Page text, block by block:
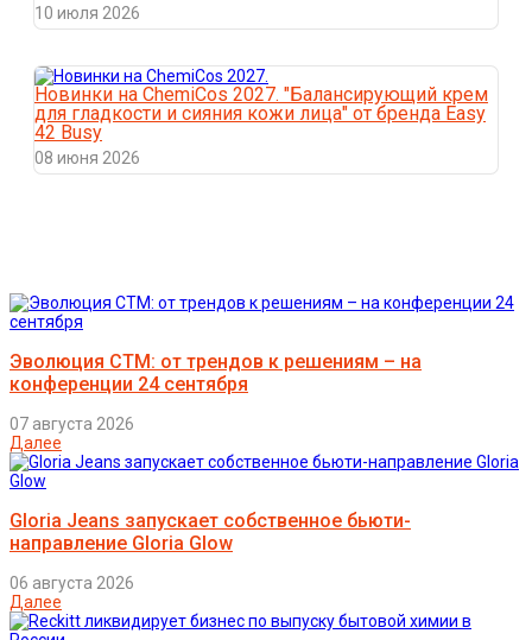
10 июля 2026
Новинки на ChemiCos 2027. "Балансирующий крем
для гладкости и сияния кожи лица" от бренда Easy
42 Busy
08 июня 2026
Эволюция СТМ: от трендов к решениям – на
конференции 24 сентября
07 августа 2026
Далее
Gloria Jeans запускает собственное бьюти-
направление Gloria Glow
06 августа 2026
Далее